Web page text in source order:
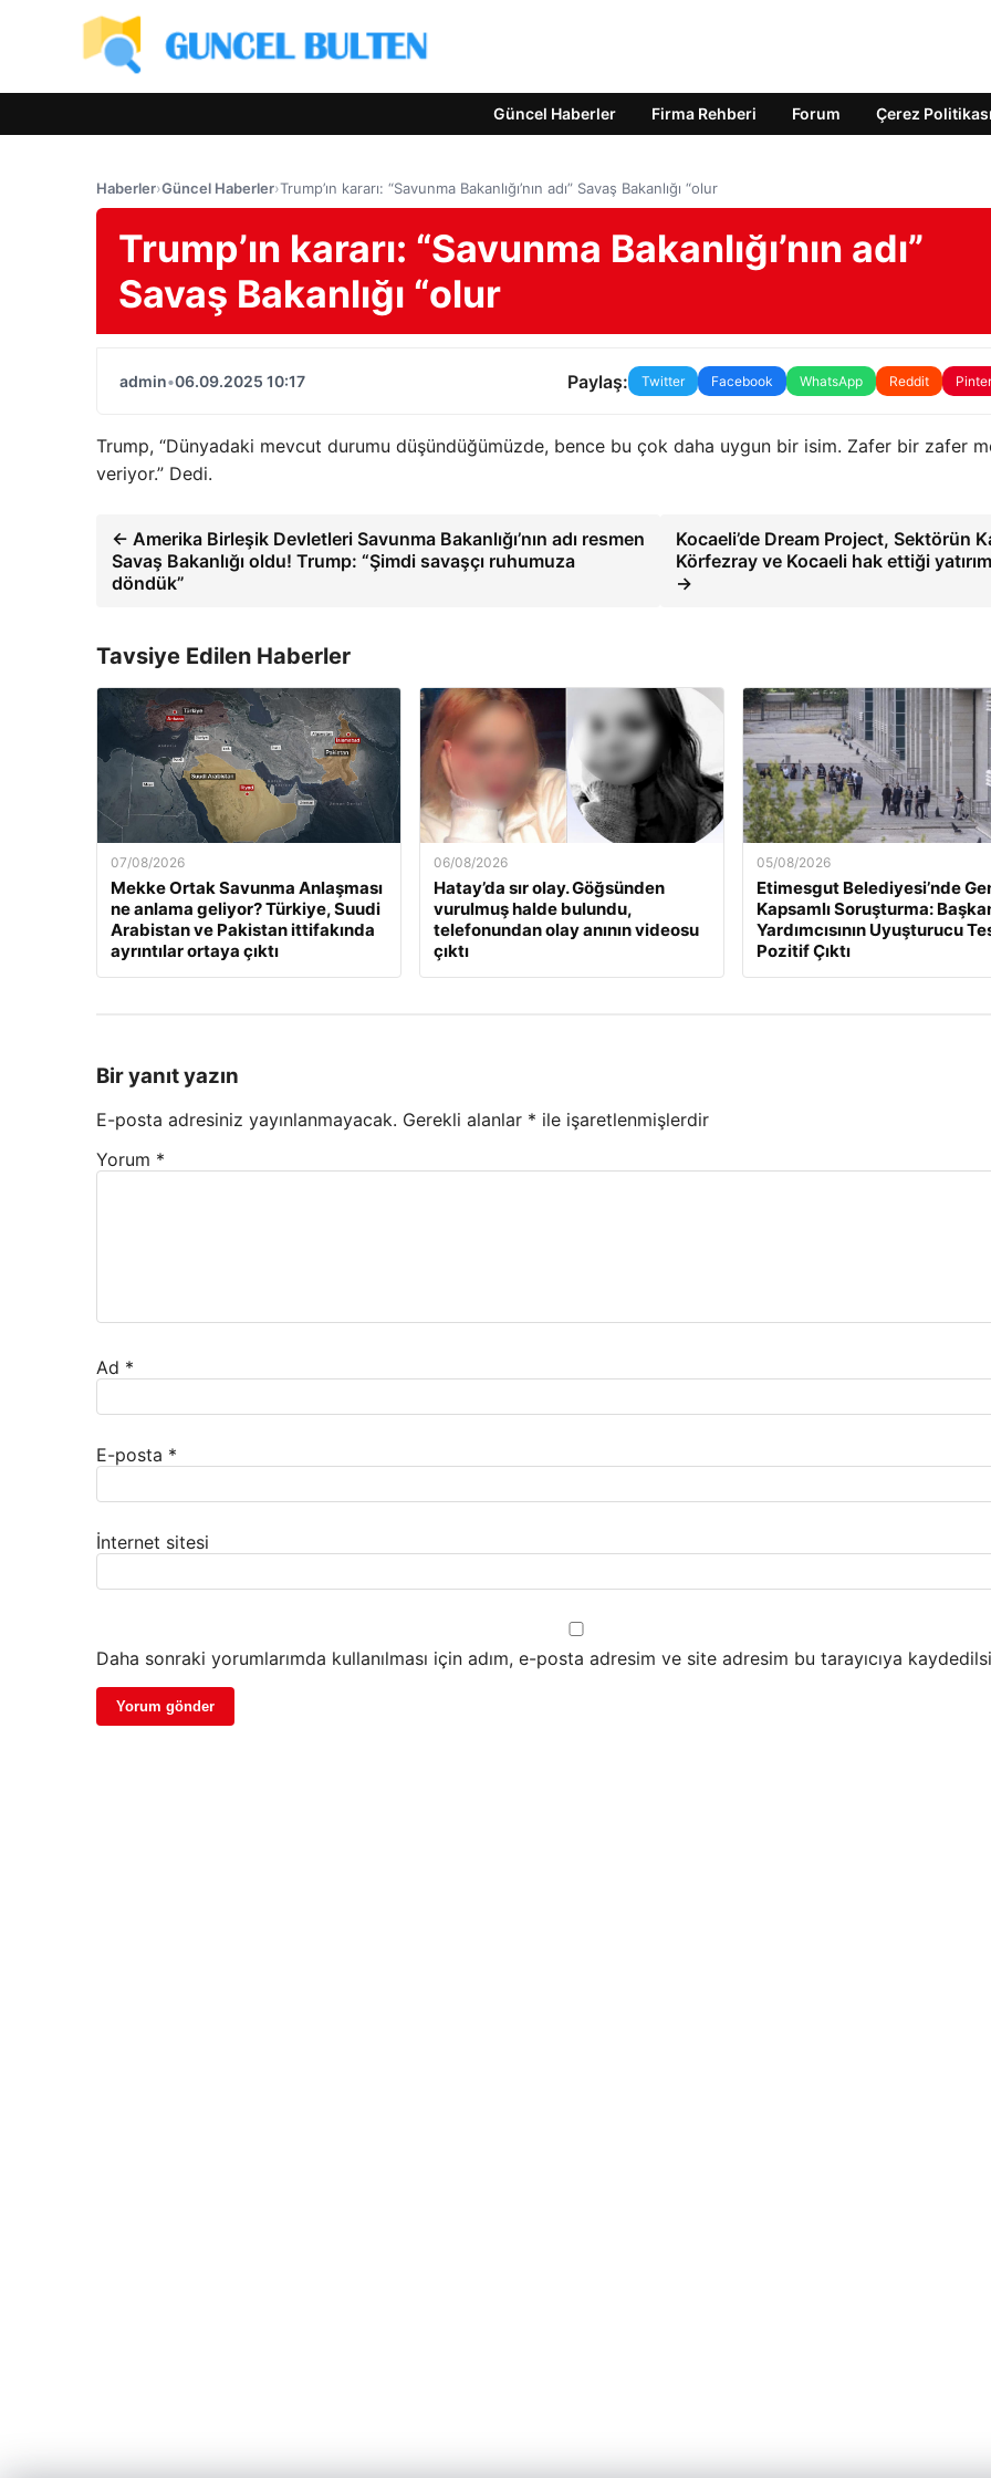
Güncel Haberler Firma Rehberi Forum Çerez Politikası
Haberler›Güncel Haberler›Trump’ın kararı: “Savunma Bakanlığı’nın adı” Savaş Bakanlığı “olur
Trump’ın kararı: “Savunma Bakanlığı’nın adı”
Savaş Bakanlığı “olur
admin•06.09.2025 10:17 Paylaş: Twitter Facebook WhatsApp Reddit
Trump, “Dünyadaki mevcut durumu düşündüğümüzde, bence bu çok daha uygun bir isim. Zafer bir zafer
veriyor.” Dedi.
← Amerika Birleşik Devletleri Savunma Bakanlığı’nın adı resmen
Savaş Bakanlığı oldu! Trump: “Şimdi savaşçı ruhumuza
döndük”
Kocaeli’de Dream Project, Sektörün
Körfezray ve Kocaeli hak ettiği
→
Tavsiye Edilen Haberler
07/08/2026
Mekke Ortak Savunma Anlaşması
ne anlama geliyor? Türkiye, Suudi
Arabistan ve Pakistan ittifakında
ayrıntılar ortaya çıktı
06/08/2026
Hatay’da sır olay. Göğsünden
vurulmuş halde bulundu,
telefonundan olay anının videosu
çıktı
05/08/2026
Etimesgut Belediyesi’nde
Kapsamlı Soruşturma:
Yardımcısının Uyuşturucu
Pozitif Çıktı
Bir yanıt yazın
E-posta adresiniz yayınlanmayacak. Gerekli alanlar * ile işaretlenmişlerdir
Yorum *
Ad *
E-posta *
İnternet sitesi
Daha sonraki yorumlarımda kullanılması için adım, e-posta adresim ve site adresim bu tarayıcıya